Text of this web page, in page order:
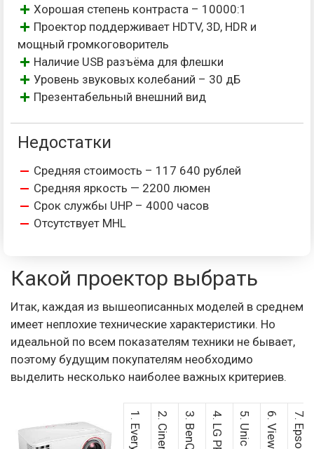
Хорошая степень контраста – 10000:1
Проектор поддерживает HDTV, 3D, HDR и
мощный громкоговоритель
Наличие USB разъёма для флешки
Уровень звуковых колебаний – 30 дБ
Презентабельный внешний вид
Недостатки
Средняя стоимость – 117 640 рублей
Средняя яркость — 2200 люмен
Срок службы UHP – 4000 часов
Отсутствует MHL
Какой проектор выбрать
Итак, каждая из вышеописанных моделей в среднем
имеет неплохие технические характеристики. Но
идеальной по всем показателям техники не бывает,
поэтому будущим покупателям необходимо
выделить несколько наиболее важных критериев.